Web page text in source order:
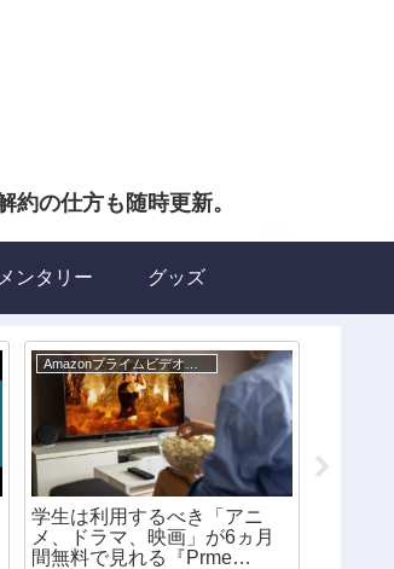
の仕方も随時更新。
ンタリー グッズ
学生は利用するべき「アニ
メ、ドラマ、映画」が6ヵ月
間無料で見れる『Prme